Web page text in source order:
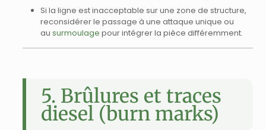
Si la ligne est inacceptable sur une zone de structure,
reconsidérer le passage à une attaque unique ou
au surmoulage pour intégrer la pièce différemment.
5. Brûlures et traces
diesel (burn marks)